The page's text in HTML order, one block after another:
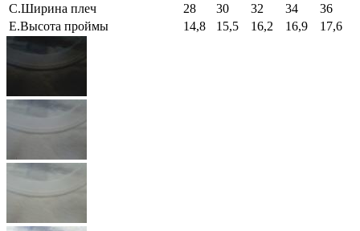
C.Ширина плеч
28 30 32 34
36
E.Высота проймы
14,8 15,5 16,2 16,9 17,6